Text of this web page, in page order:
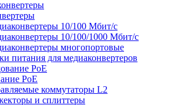
10/100 Мбит/с
10/100/1000 Мбит/c
многопортовые
питания для медиаконвертеров
PoE
коммутаторы L2
и сплиттеры